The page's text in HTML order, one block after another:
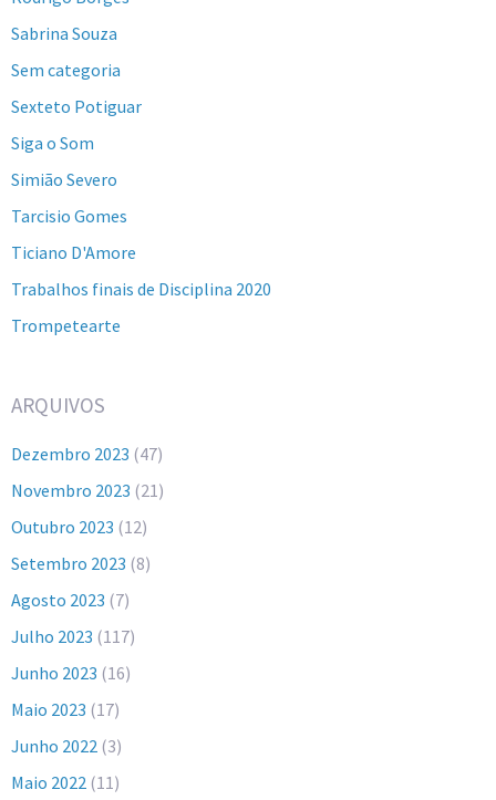
Sabrina Souza
Sem categoria
Sexteto Potiguar
Siga o Som
Simião Severo
Tarcisio Gomes
Ticiano D'Amore
Trabalhos finais de Disciplina 2020
Trompetearte
ARQUIVOS
Dezembro 2023 (47)
Novembro 2023 (21)
Outubro 2023 (12)
Setembro 2023 (8)
Agosto 2023 (7)
Julho 2023 (117)
Junho 2023 (16)
Maio 2023 (17)
Junho 2022 (3)
Maio 2022 (11)